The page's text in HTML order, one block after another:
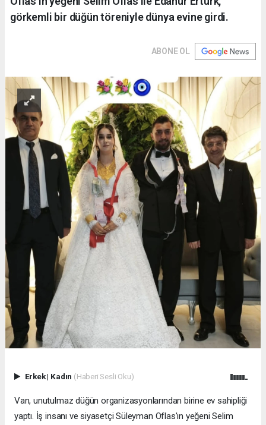
görkemli bir düğün töreniyle dünya evine girdi.
ABONE OL
Erkek| Kadın (Haberi Sesli Oku)
Van, unutulmaz düğün organizasyonlarından birine ev sahipliği
yaptı. İş insanı ve siyasetçi Süleyman Oflas'ın yeğeni Selim